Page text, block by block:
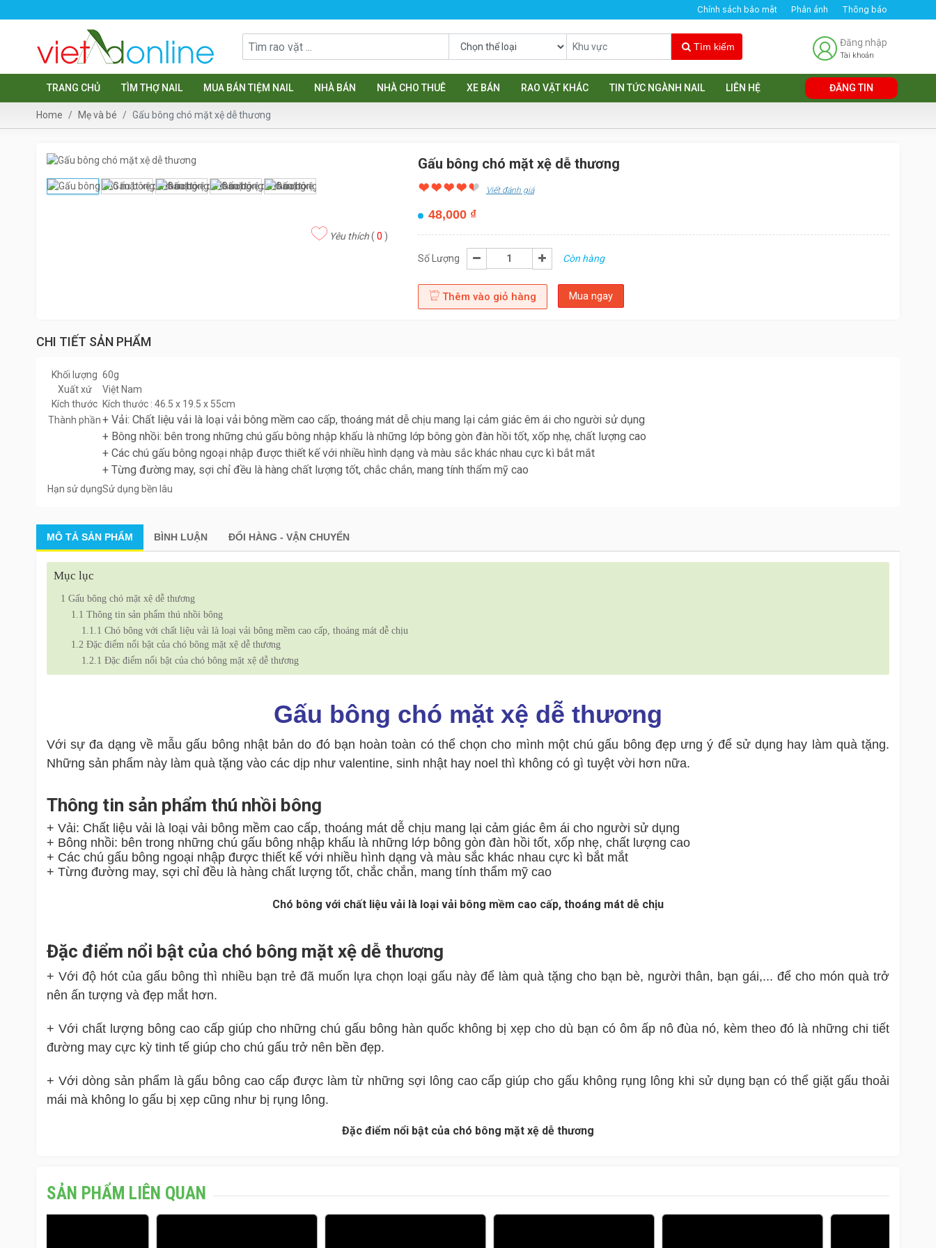
Chính sách bảo mật Phản ánh Thông báo
Tìm kiếm Đăng nhập
Tài khoản
TRANG CHỦ TÌM THỢ NAIL MUA BÁN TIỆM NAIL NHÀ BÁN NHÀ CHO THUÊ XE BÁN RAO VẶT KHÁC TIN TỨC NGÀNH NAIL LIÊN HỆ ĐĂNG TIN
Home Mẹ và bé Gấu bông chó mặt xệ dễ thương
Yêu thích(0 )
Gấu bông chó mặt xệ dễ thương
Viết đánh giá
48,000 ₫
Số Lượng Còn hàng
Thêm vào giỏ hàng Mua ngay
CHI TIẾT SẢN PHẨM
Khối lượng 60g
Xuất xứ
Việt Nam
Kích thước Kích thước : 46.5 x 19.5 x 55cm
Thành phần+ Vải: Chất liệu vải là loại vải bông mềm cao cấp, thoáng mát dễ chịu mang lại cảm giác êm ái cho người sử dụng
+ Bông nhồi: bên trong những chú gấu bông nhập khấu là những lớp bông gòn đàn hồi tốt, xốp nhẹ, chất lượng cao
+ Các chú gấu bông ngoại nhập được thiết kế với nhiều hình dạng và màu sắc khác nhau cực kì bắt mắt
+ Từng đường may, sợi chỉ đều là hàng chất lượng tốt, chắc chắn, mang tính thẩm mỹ cao
Hạn sử dụngSử dụng bền lâu
MÔ TẢ SẢN PHẨM BÌNH LUẬN ĐỔI HÀNG - VẬN CHUYỂN
Mục lục
1 Gấu bông chó mặt xệ dễ thương
1.1 Thông tin sản phẩm thú nhồi bông
1.1.1 Chó bông với chất liệu vải là loại vải bông mềm cao cấp, thoáng mát dễ chịu
1.2 Đặc điểm nổi bật của chó bông mặt xệ dễ thương
1.2.1 Đặc điểm nổi bật của chó bông mặt xệ dễ thương
Gấu bông chó mặt xệ dễ thương
Với sự đa dạng về mẫu gấu bông nhật bản do đó bạn hoàn toàn có thể chọn cho mình một chú gấu bông đẹp ưng ý để sử dụng hay làm quà tặng.
Những sản phẩm này làm quà tặng vào các dịp như valentine, sinh nhật hay noel thì không có gì tuyệt vời hơn nữa.
Thông tin sản phẩm thú nhồi bông
+ Vải: Chất liệu vải là loại vải bông mềm cao cấp, thoáng mát dễ chịu mang lại cảm giác êm ái cho người sử dụng
+ Bông nhồi: bên trong những chú gấu bông nhập khấu là những lớp bông gòn đàn hồi tốt, xốp nhẹ, chất lượng cao
+ Các chú gấu bông ngoại nhập được thiết kế với nhiều hình dạng và màu sắc khác nhau cực kì bắt mắt
+ Từng đường may, sợi chỉ đều là hàng chất lượng tốt, chắc chắn, mang tính thẩm mỹ cao
Chó bông với chất liệu vải là loại vải bông mềm cao cấp, thoáng mát dễ chịu
Đặc điểm nổi bật của chó bông mặt xệ dễ thương
+ Với độ hót của gấu bông thì nhiều bạn trẻ đã muốn lựa chọn loại gấu này để làm quà tặng cho bạn bè, người thân, bạn gái,... để cho món quà trở
nên ấn tượng và đẹp mắt hơn.
+ Với chất lượng bông cao cấp giúp cho những chú gấu bông hàn quốc không bị xẹp cho dù bạn có ôm ấp nô đùa nó, kèm theo đó là những chi tiết
đường may cực kỳ tinh tế giúp cho chú gấu trở nên bền đẹp.
+ Với dòng sản phẩm là gấu bông cao cấp được làm từ những sợi lông cao cấp giúp cho gấu không rụng lông khi sử dụng bạn có thể giặt gấu thoải
mái mà không lo gấu bị xẹp cũng như bị rụng lông.
Đặc điểm nổi bật của chó bông mặt xệ dễ thương
SẢN PHẨM LIÊN QUAN